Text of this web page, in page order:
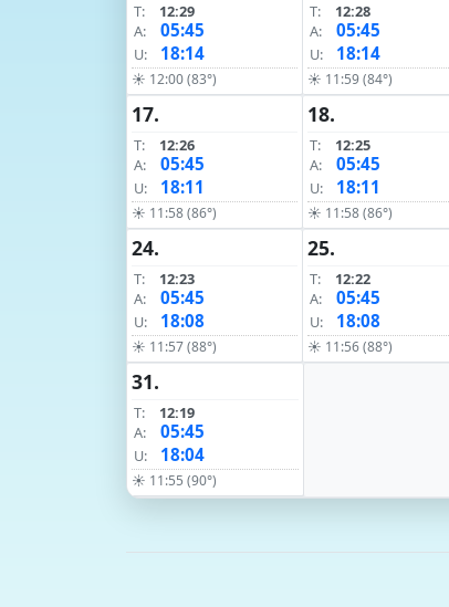
T:
12:29
A:
05:45
U: 18:14
☀ 12:00 (83°)
T:
12:28
A:
05:45
U: 18:14
☀ 11:59 (84°)
17.
T:
12:26
A:
05:45
U: 18:11
☀ 11:58 (86°)
18.
T:
12:25
A:
05:45
U: 18:11
☀ 11:58 (86°)
24.
T:
12:23
A:
05:45
U: 18:08
☀ 11:57 (88°)
25.
T:
12:22
A:
05:45
U: 18:08
☀ 11:56 (88°)
31.
T:
12:19
A:
05:45
U: 18:04
☀ 11:55 (90°)